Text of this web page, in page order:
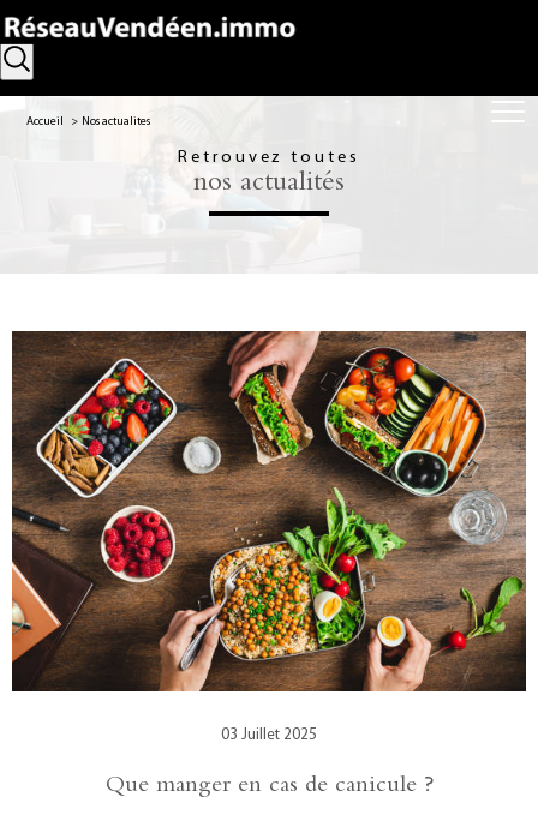
Accueil Nos actualites
Retrouvez toutes
nos actualités
03 Juillet 2025
Que manger en cas de canicule ?